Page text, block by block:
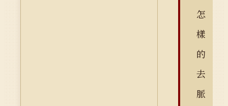
怎
樣
的
去
脈